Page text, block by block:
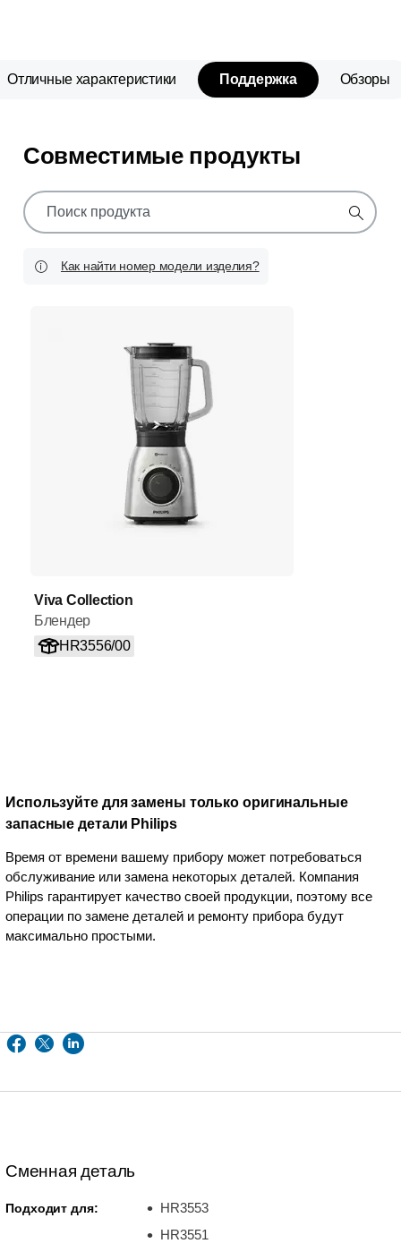
Отличные характеристики Поддержка Обзоры
Совместимые продукты
значок
поддержки
поиска
Как найти номер модели изделия?
Viva Collection
Блендер
HR3556/00
Используйте для замены только оригинальные
запасные детали Philips
Время от времени вашему прибору может потребоваться
обслуживание или замена некоторых деталей. Компания
Philips гарантирует качество своей продукции, поэтому все
операции по замене деталей и ремонту прибора будут
максимально простыми.
Сменная деталь
Подходит для:
HR3553
HR3551